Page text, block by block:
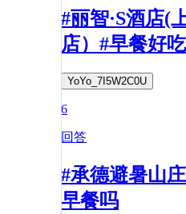
#丽智·S酒店(
店）#早餐好
YoYo_7I5W2C0U
6
回答
#承德避暑山
早餐吗